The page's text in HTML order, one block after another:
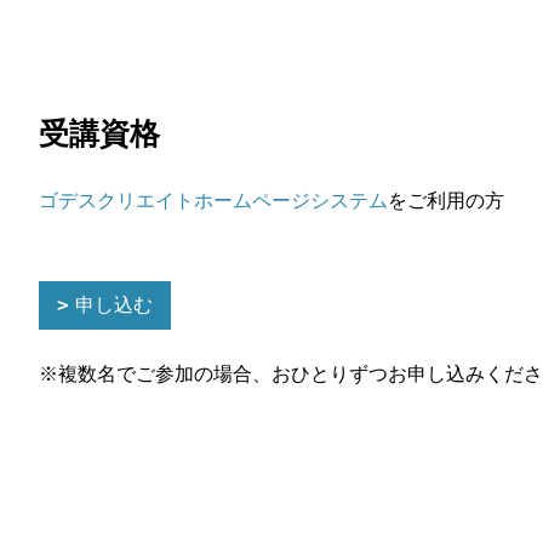
受講資格
ゴデスクリエイトホームページシステム をご利用の方
申し込む
※複数名でご参加の場合、おひとりずつお申し込みくだ